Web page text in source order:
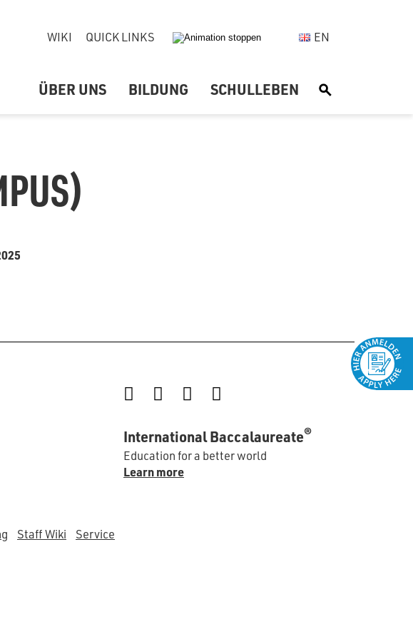
WIKI QUICK LINKS EN
ÜBER UNS BILDUNG SCHULLEBEN S
InstagramFacebookLinkedIn
International Baccalaureate®
Education for a better world
Learn more
Staff Wiki
Service